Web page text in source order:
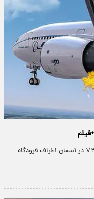
شاهدان محلی از آتش گرفتن یک بوئینگ ۷۴۷ در آسمان اطراف فرودگاه